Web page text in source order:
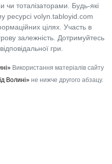
тоталізаторами. Будь-які
ресурсі volyn.tabloyid.com
цілях. Участь в
залежність. Дотримуйтесь
гри.
Використання матеріалів сайту
Волині»не нижче другого абзацу.